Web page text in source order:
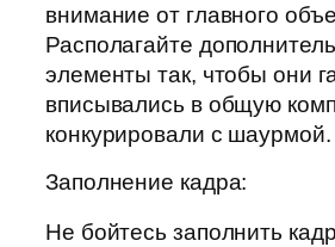
внимание от главного
Располагайте
элементы так, чтобы они
вписывались в общую
конкурировали с шаурмой.
Заполнение кадра:
Не бойтесь заполнить